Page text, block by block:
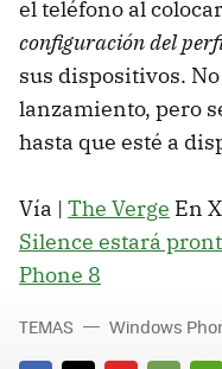
el teléfono al
configuración del
sus dispositivos.
lanzamiento, pero
hasta que esté a
Vía | The Verge En
Silence estará
Phone 8
TEMAS Windows